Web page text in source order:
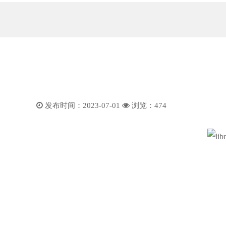
发布时间：2023-07-01 浏览： 474